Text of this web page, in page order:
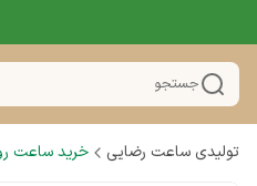
جستجو
تولیدی ساعت رضایی خرید ساعت